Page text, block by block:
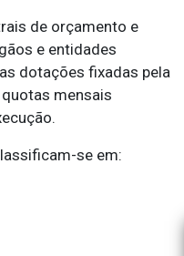
de orçamento e
e entidades
dotações fixadas pela
mensais
se em: